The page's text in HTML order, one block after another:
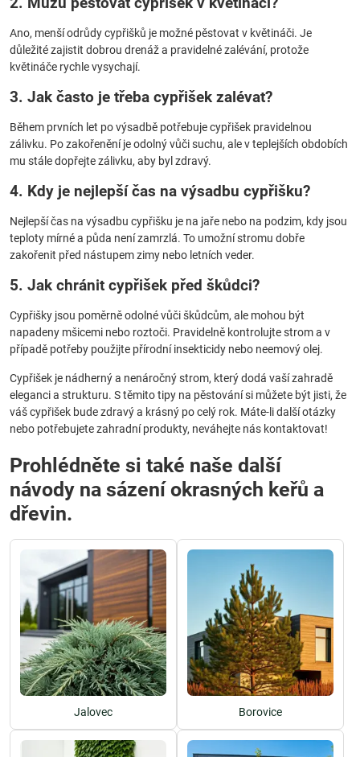
Ano, menší odrůdy cypřišků je možné pěstovat v květináči. Je
důležité zajistit dobrou drenáž a pravidelné zalévání, protože
květináče rychle vysychají.
3. Jak často je třeba cypřišek zalévat?
Během prvních let po výsadbě potřebuje cypřišek pravidelnou
zálivku. Po zakořenění je odolný vůči suchu, ale v teplejších obdobích
mu stále dopřejte zálivku, aby byl zdravý.
4. Kdy je nejlepší čas na výsadbu cypřišku?
Nejlepší čas na výsadbu cypřišku je na jaře nebo na podzim, kdy jsou
teploty mírné a půda není zamrzlá. To umožní stromu dobře
zakořenit před nástupem zimy nebo letních veder.
5. Jak chránit cypřišek před škůdci?
Cypřišky jsou poměrně odolné vůči škůdcům, ale mohou být
napadeny mšicemi nebo roztoči. Pravidelně kontrolujte strom a v
případě potřeby použijte přírodní insekticidy nebo neemový olej.
Cypřišek je nádherný a nenáročný strom, který dodá vaší zahradě
eleganci a strukturu. S těmito tipy na pěstování si můžete být jisti, že
váš cypřišek bude zdravý a krásný po celý rok. Máte-li další otázky
nebo potřebujete zahradní produkty, neváhejte nás kontaktovat!
Prohlédněte si také naše další
návody na sázení okrasných keřů a
dřevin.
Jalovec Borovice